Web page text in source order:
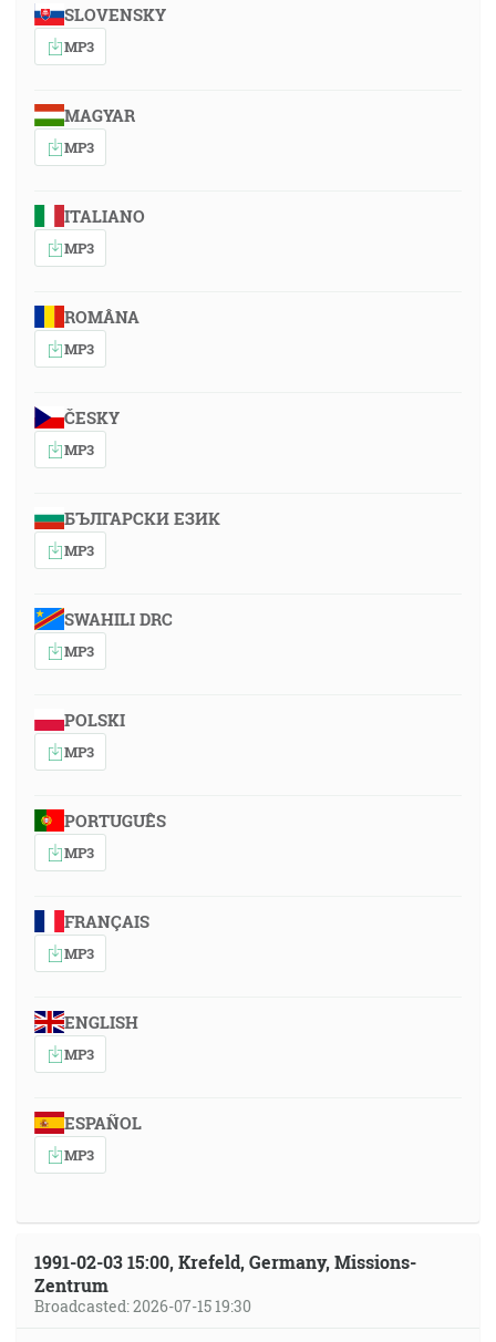
SLOVENSKY
MP3
MAGYAR
MP3
ITALIANO
MP3
ROMÂNA
MP3
ČESKY
MP3
БЪЛГАРСКИ ЕЗИК
MP3
SWAHILI DRC
MP3
POLSKI
MP3
PORTUGUÊS
MP3
FRANÇAIS
MP3
ENGLISH
MP3
ESPAÑOL
MP3
1991-02-03 15:00, Krefeld, Germany, Missions-
Zentrum
Broadcasted: 2026-07-15 19:30